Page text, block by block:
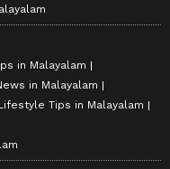
in Malayalam
in Malayalam
Tips in Malayalam